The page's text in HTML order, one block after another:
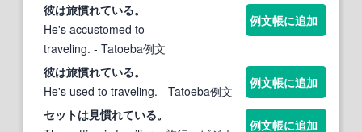
彼は旅慣れている。
He's accustomed to
traveling. - Tatoeba例文
例文帳に追加
彼は旅慣れている。
He's used to traveling. - Tatoeba例文
例文帳に追加
セットは見慣れている。
例文帳に追加